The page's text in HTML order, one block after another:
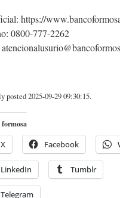
https://
0800-777-2262
posted 2025-09-29 09:30:15.
formosa
X Facebook
LinkedIn Tumblr
Telegram